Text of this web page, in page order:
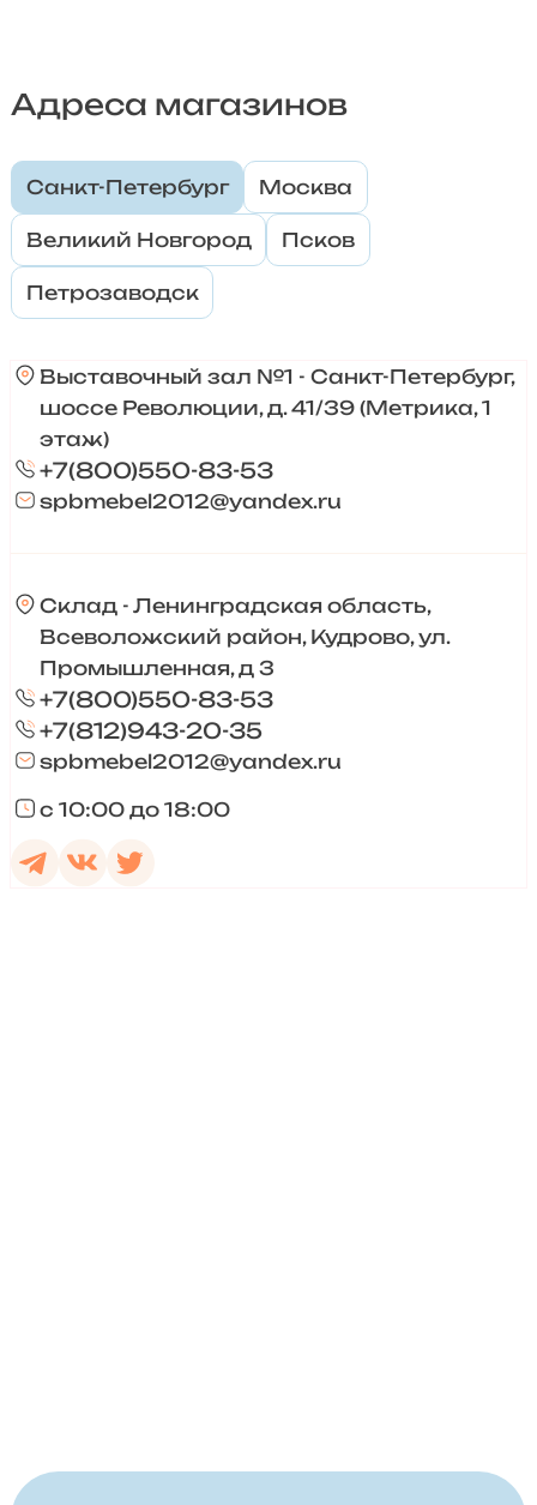
Адреса магазинов
Санкт-Петербург Москва
Великий Новгород Псков
Петрозаводск
Выставочный зал №1 - Санкт-Петербург,
шоссе Революции, д. 41/39 (Метрика, 1
этаж)
+7(800)550-83-53
spbmebel2012@yandex.ru
Склад - Ленинградская область,
Всеволожский район, Кудрово, ул.
Промышленная, д 3
+7(800)550-83-53
+7(812)943-20-35
spbmebel2012@yandex.ru
с 10:00 до 18:00